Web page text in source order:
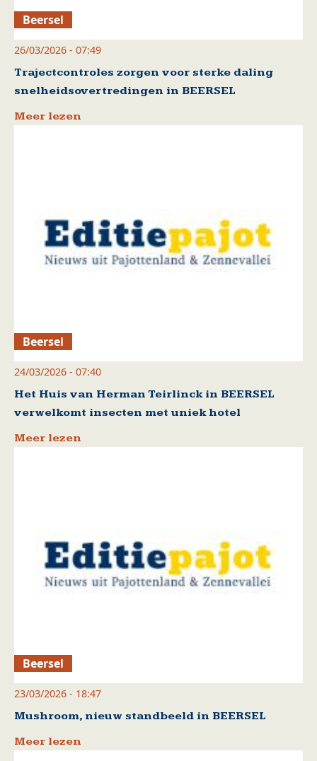
Beersel
26/03/2026 - 07:49
Trajectcontroles zorgen voor sterke daling
snelheidsovertredingen in BEERSEL
Meer lezen
Beersel
24/03/2026 - 07:40
Het Huis van Herman Teirlinck in BEERSEL
verwelkomt insecten met uniek hotel
Meer lezen
Beersel
23/03/2026 - 18:47
Mushroom, nieuw standbeeld in BEERSEL
Meer lezen